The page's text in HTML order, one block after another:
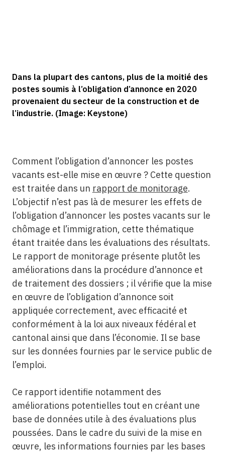
Dans la plupart des cantons, plus de la moitié des
postes soumis à l’obligation d’annonce en 2020
provenaient du secteur de la construction et de
l’industrie. (Image: Keystone)
Comment l’obligation d’annoncer les postes
vacants est-elle mise en œuvre ? Cette question
est traitée dans un rapport de monitorage.
L’objectif n’est pas là de mesurer les effets de
l’obligation d’annoncer les postes vacants sur le
chômage et l’immigration, cette thématique
étant traitée dans les évaluations des résultats.
Le rapport de monitorage présente plutôt les
améliorations dans la procédure d’annonce et
de traitement des dossiers ; il vérifie que la mise
en œuvre de l’obligation d’annonce soit
appliquée correctement, avec efficacité et
conformément à la loi aux niveaux fédéral et
cantonal ainsi que dans l’économie. Il se base
sur les données fournies par le service public de
l’emploi.
Ce rapport identifie notamment des
améliorations potentielles tout en créant une
base de données utile à des évaluations plus
poussées. Dans le cadre du suivi de la mise en
œuvre, les informations fournies par les bases